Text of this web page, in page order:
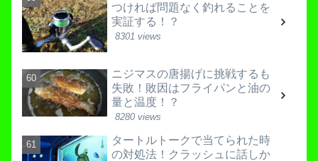
つければ問題なく釣れることを
実証する！？
8301 views
ニジマスの唐揚げに挑戦するも
失敗！敗因はフライパンと油の
量と温度！？
8280 views
タートルトークで当てられた時
の対処法！クラッシュに話しか